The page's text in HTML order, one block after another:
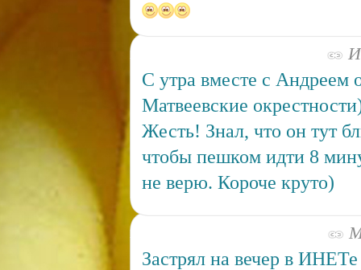
С утра вместе с Андреем
Матвеевские
Жесть! Знал, что он тут
чтобы пешком идти 8
не верю. Короче круто)
Застрял на вечер в